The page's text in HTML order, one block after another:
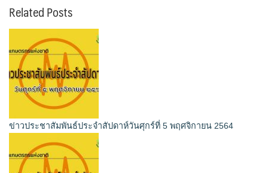
Related Posts
ข่าวประชาสัมพันธ์ประจำสัปดาห์วันศุกร์ที่ 5 พฤศจิกายน 2564